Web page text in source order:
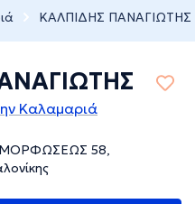
ΚΑΛΠΙΔΗΣ ΠΑΝΑΓΙΩΤΗΣ
Καλαμαριά
58,